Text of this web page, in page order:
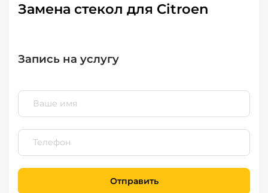
Замена стекол для Citroen
Запись на услугу
Отправить